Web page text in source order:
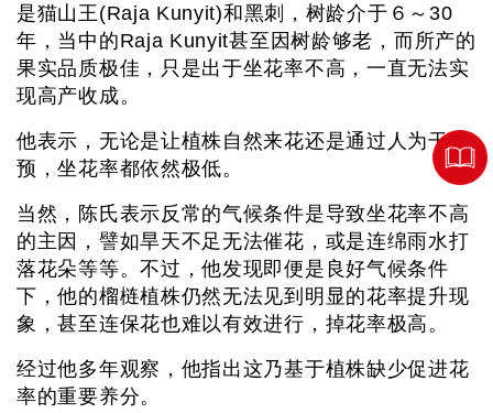
是猫山王(Raja Kunyit)和黑刺，树龄介于６～30
年，当中的Raja Kunyit甚至因树龄够老，而所产的
果实品质极佳，只是出于坐花率不高，一直无法实
现高产收成。
他表示，无论是让植株自然来花还是通过人为干
预，坐花率都依然极低。
当然，陈氏表示反常的气候条件是导致坐花率不高
的主因，譬如旱天不足无法催花，或是连绵雨水打
落花朵等等。不过，他发现即便是良好气候条件
下，他的榴梿植株仍然无法见到明显的花率提升现
象，甚至连保花也难以有效进行，掉花率极高。
经过他多年观察，他指出这乃基于植株缺少促进花
率的重要养分。